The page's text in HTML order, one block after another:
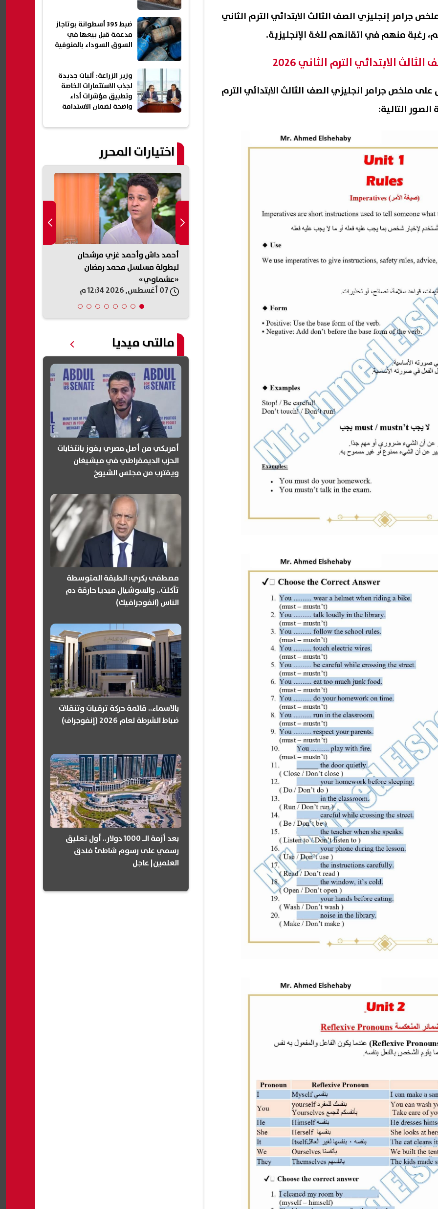
جرامر إنجليزي الصف الثالث الابتدائي الترم الثاني
الابتدائي الترم الثاني 2026
على ملخص جرامر انجليزي الصف الثالث الابتدائي الترم
ضبط 395 أسطوانة بوتاجاز
مدعمة قبل بيعها في
السوق السوداء بالمنوفية
وزير الزراعة: آليات جديدة
لجذب الاستثمارات الخاصة
وتطبيق مؤشرات أداء
واضحة لضمان الاستدامة
اختيارات المحرر
ضبط لحوم فاسدة وتحرير 199 محضرًا
في المنوفية خلال يومين
وزير الزراعة: آليات جديدة لجذب
الاستثمارات الخاصة وتطبيق مؤشرات
أحمد داش وأحمد غزي مرشحان
لبطولة مسلسل محمد رمضان
«عشماوي»
مالتى ميديا
أمريكي من أصل مصري يفوز بانتخابات
الحزب الديمقراطي في ميشيغان
ويقترب من مجلس الشيوخ
مصطفى بكري: الطبقة المتوسطة
تآكلت.. والسوشيال ميديا حارقة دم
الناس (انفوجرافيك)
بالأسماء.. قائمة حركة ترقيات وتنقلات
ضباط الشرطة لعام 2026 (إنفوجراف)
بعد أزمة الـ 1000 دولار.. أول تعليق
رسمي على رسوم شاطئ فندق
العلمين| عاجل